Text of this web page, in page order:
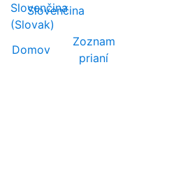
Slovenčina
Domov
Zoznam
prianí